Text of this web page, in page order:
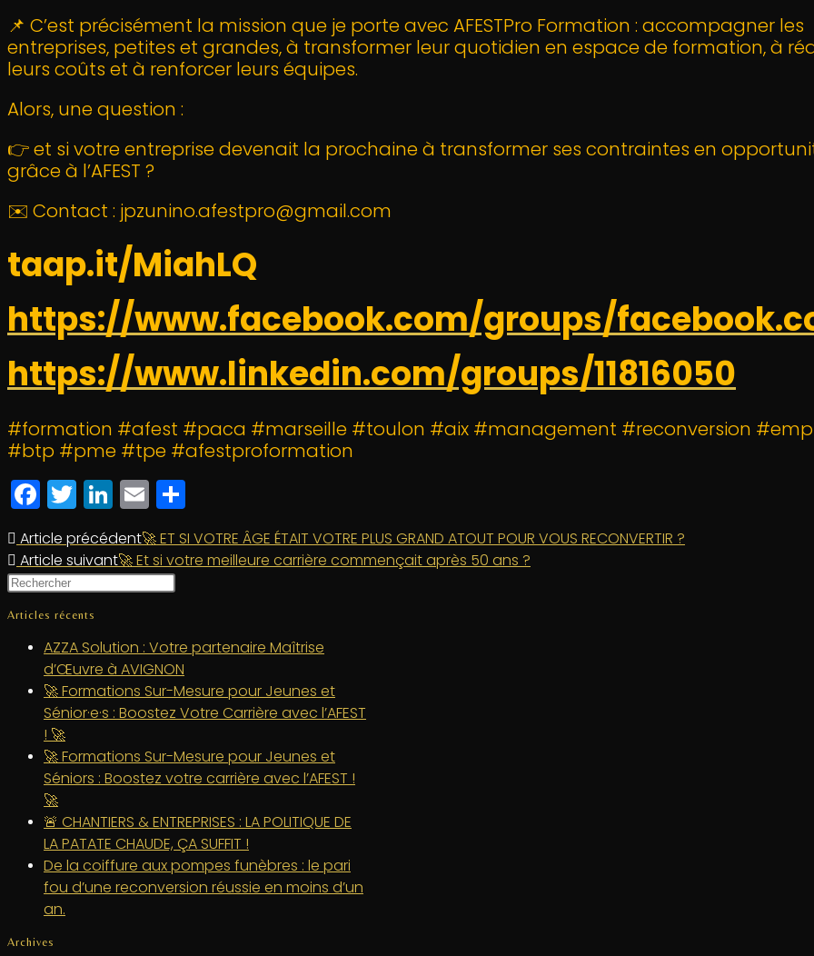
📌 C’est précisément la mission que je porte avec AFESTPro Formation : accompagner les
entreprises, petites et grandes, à transformer leur quotidien en espace de formation, à
leurs coûts et à renforcer leurs équipes.
Alors, une question :
👉 et si votre entreprise devenait la prochaine à transformer ses contraintes en
grâce à l’AFEST ?
✉️ Contact : jpzunino.afestpro@gmail.com
taap.it/MiahLQ
https://www.facebook.com/groups/
https://www.linkedin.com/groups/11816050
#formation #afest #paca #marseille #toulon #aix #management #reconversion
#btp #pme #tpe #afestproformation
Facebook
Twitter
LinkedIn
Email
Article précédent🚀 ET SI VOTRE ÂGE ÉTAIT VOTRE PLUS GRAND ATOUT POUR VOUS RECONVERTIR ?
Article suivant🚀 Et si votre meilleure carrière commençait après 50 ans ?
Articles récents
AZZA Solution : Votre partenaire Maîtrise
d’Œuvre à AVIGNON
🚀 Formations Sur-Mesure pour Jeunes et
Sénior·e·s : Boostez Votre Carrière avec l’AFEST
! 🚀
🚀 Formations Sur-Mesure pour Jeunes et
Séniors : Boostez votre carrière avec l’AFEST !
🚀
🚨 CHANTIERS & ENTREPRISES : LA POLITIQUE DE
LA PATATE CHAUDE, ÇA SUFFIT !
De la coiffure aux pompes funèbres : le pari
fou d’une reconversion réussie en moins d’un
an.
Archives